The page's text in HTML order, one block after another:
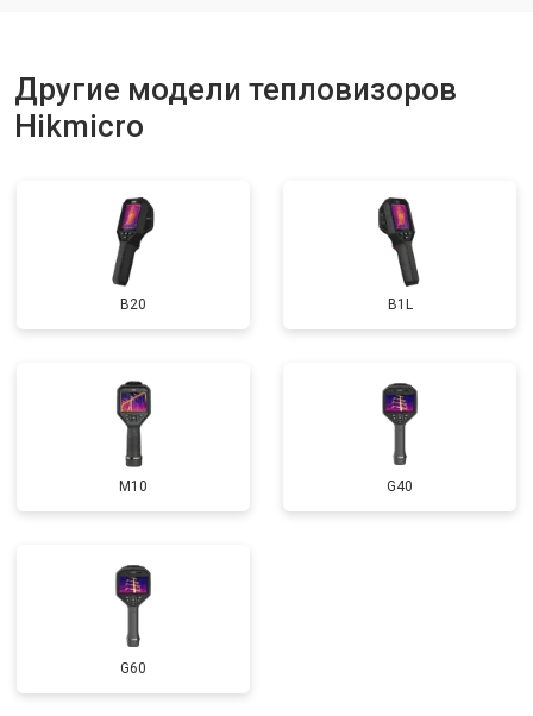
Другие модели тепловизоров
Hikmicro
B20 B1L
M10 G40
G60